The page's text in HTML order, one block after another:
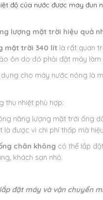
độ của nước được máy đun
lượng mặt trời hiệu quả
mặt trời 340 lít là rất quan
ôn do đó phải đặt máy
cho máy nước nóng
thu nhiệt phù hợp:
năng lượng mặt trời ống
được vì chi phí thấp mà
chân không có thể lắp
khách sạn nhỏ.
đặt máy và vận chuyển